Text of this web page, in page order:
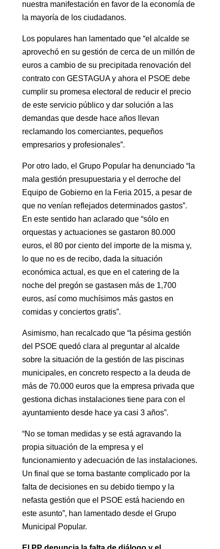
nuestra manifestación en favor de la economía de
la mayoría de los ciudadanos.
Los populares han lamentado que “el alcalde se
aprovechó en su gestión de cerca de un millón de
euros a cambio de su precipitada renovación del
contrato con GESTAGUA y ahora el PSOE debe
cumplir su promesa electoral de reducir el precio
de este servicio público y dar solución a las
demandas que desde hace años llevan
reclamando los comerciantes, pequeños
empresarios y profesionales”.
Por otro lado, el Grupo Popular ha denunciado “la
mala gestión presupuestaria y el derroche del
Equipo de Gobierno en la Feria 2015, a pesar de
que no venían reflejados determinados gastos”.
En este sentido han aclarado que “sólo en
orquestas y actuaciones se gastaron 80.000
euros, el 80 por ciento del importe de la misma y,
lo que no es de recibo, dada la situación
económica actual, es que en el catering de la
noche del pregón se gastasen más de 1,700
euros, así como muchísimos más gastos en
comidas y conciertos gratis”.
Asimismo, han recalcado que “la pésima gestión
del PSOE quedó clara al preguntar al alcalde
sobre la situación de la gestión de las piscinas
municipales, en concreto respecto a la deuda de
más de 70.000 euros que la empresa privada que
gestiona dichas instalaciones tiene para con el
ayuntamiento desde hace ya casi 3 años”.
“No se toman medidas y se está agravando la
propia situación de la empresa y el
funcionamiento y adecuación de las instalaciones.
Un final que se torna bastante complicado por la
falta de decisiones en su debido tiempo y la
nefasta gestión que el PSOE está haciendo en
este asunto”, han lamentado desde el Grupo
Municipal Popular.